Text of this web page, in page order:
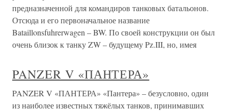
предназначенной для командиров танковых батальонов.
Отсюда и его первоначальное название
Bataillonsfuhrerwagen – BW. По своей конструкции он был
очень близок к танку ZW – будущему Pz.III, но, имея
PANZER V «ПАНТЕРА»
PANZER V «ПАНТЕРА» «Пантера» – безусловно, один
из наиболее известных тяжёлых танков, принимавших